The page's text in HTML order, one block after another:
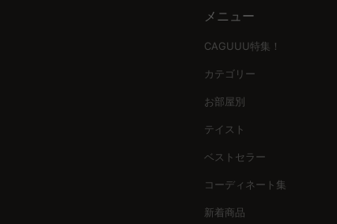
アンティーク家具はその魅力を保ち続けるために、耐久
信頼と安心を提供するCAGUUUのサービス
ています。豊富なスタイルから選び抜かれた一品は、家づ
選び抜かれたアンティークデスクで、暮らしを豊かに彩
メニュー
CAGUUU特集！
カテゴリー
お部屋別
テイスト
ベストセラー
コーディネート集
新着商品